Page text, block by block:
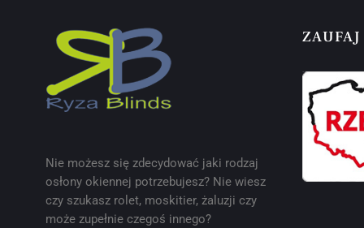
Nie możesz się zdecydować jaki rodzaj
osłony okiennej potrzebujesz? Nie wiesz
czy szukasz rolet, moskitier, żaluzji czy
może zupełnie czegoś innego?
ZAUFAJ